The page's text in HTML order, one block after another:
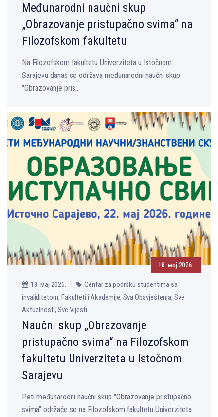
Međunarodni naučni skup
„Obrazovanje pristupačno svima“ na
Filozofskom fakultetu
Na Filozofskom fakultetu Univerziteta u Istočnom
Sarajevu danas se održava međunarodni naučni skup
"Obrazovanje pris...
18. мај 2026.
18. мај 2026.
Centar za podršku studentima sa
invaliditetom, Fakulteti i Akademije, Sva Obavještenja, Sve
Aktuelnosti, Sve Vijesti
Naučni skup „Obrazovanje
pristupačno svima“ na Filozofskom
fakultetu Univerziteta u Istočnom
Sarajevu
Peti međunarodni naučni skup "Obrazovanje pristupačno
svima" održaće se na Filozofskom fakultetu Univerziteta